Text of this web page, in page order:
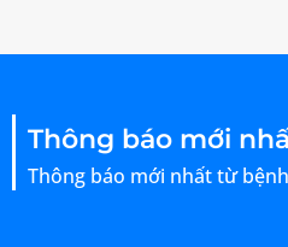
Thông báo mới
Thông báo mới nhất từ